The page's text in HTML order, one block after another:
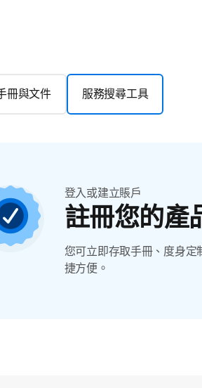
冊與文件 服務搜尋工具
登入或建立賬戶
註冊您的產
您可立即存取手冊、度身定
捷方便。